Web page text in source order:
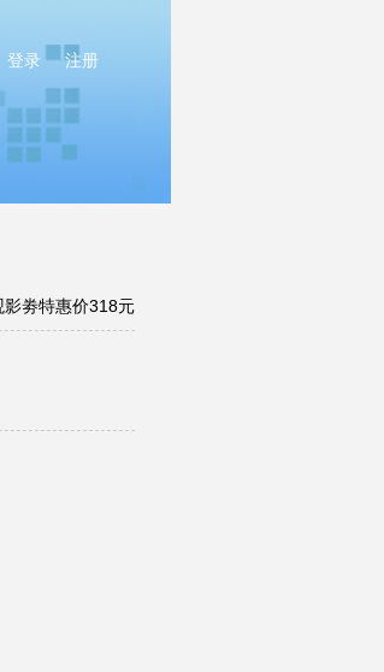
注册
登录
劵特惠价318元